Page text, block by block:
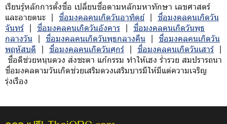
เรียนรู้หลักการตั้งชื่อ เปลี่ยนชื่อตามหลักมหาทักษา เลขศาสตร์
และอายตนะ | ชื่อมงคลคนเกิดวันอาทิตย์| ชื่อมงคลคนเกิดวัน
จันทร์ | ชื่อมงคลคนเกิดวันอังคาร | ชื่อมงคลคนเกิดวันพุธ
กลางวัน | ชื่อมงคลคนเกิดวันพุธกลางคืน | ชื่อมงคลคนเกิดวัน
พฤหัสบดี | ชื่อมงคลคนเกิดวันศุกร์ | ชื่อมงคลคนเกิดวันเสาร์ |
ชื่อดีช่วยหนุนดวง ส่งชะตา แก้กรรม ทำให้เฮง ร่ำรวย สมปรารถนา
ชื่อมงคลตามวันเกิดช่วยเสริมดวงเสริมบารมีให้มีแต่ความเจริญ
รุ่งเรือง